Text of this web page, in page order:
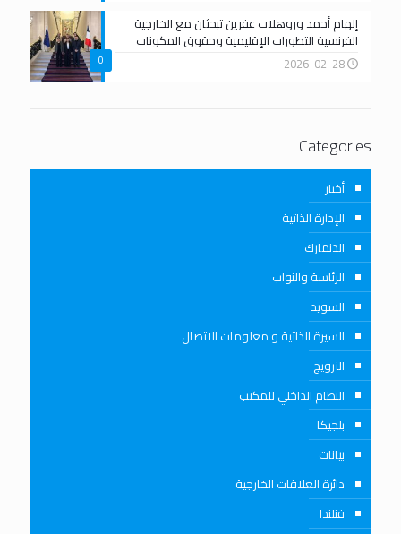
0
إلهام أحمد وروهلات عفرين تبحثان مع الخارجية
الفرنسية التطورات الإقليمية وحقوق المكونات
2026-02-28
Categories
أخبار
الإدارة الذاتية
الدنمارك
الرئاسة والنواب
السويد
السيرة الذاتية و معلومات الاتصال
النرويج
النظام الداخلي للمكتب
بلجيكا
بيانات
دائرة العلاقات الخارجية
فنلندا